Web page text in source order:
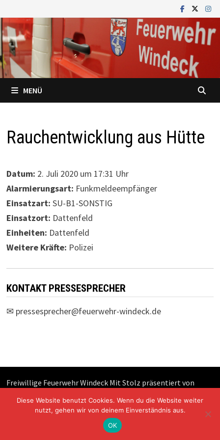
Inhalt
springen
MENÜ
Rauchentwicklung aus Hütte
Datum: 2. Juli 2020 um 17:31 Uhr
Alarmierungsart: Funkmeldeempfänger
Einsatzart: SU-B1-SONSTIG
Einsatzort: Dattenfeld
Einheiten: Dattenfeld
Weitere Kräfte: Polizei
KONTAKT PRESSESPRECHER
✉ pressesprecher@feuerwehr-windeck.de
Freiwillige Feuerwehr Windeck Mit Stolz präsentiert von
Diese Website benutzt Cookies. Wenn du die Website weiter
nutzt, gehen wir von deinem Einverständnis aus.
OK